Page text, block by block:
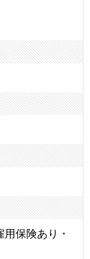
保険あり・